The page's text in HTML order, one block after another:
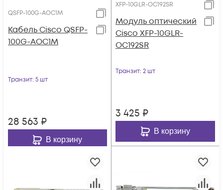
QSFP-100G-AOC1M
Кабель Cisco QSFP-
100G-AOC1M
Транзит: 5 шт
28 563 ₽
В корзину
XFP-10GLR-OC192SR
Модуль оптический
Cisco XFP-10GLR-
OC192SR
Транзит: 2 шт
3 425 ₽
В корзину